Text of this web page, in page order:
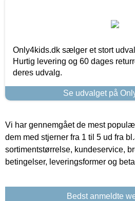
Only4kids.dk sælger et stort
Hurtig levering og 60 dages
deres udvalg.
Se udvalget på
Vi har gennemgået de mest
dem med stjerner fra 1 til 5 ud fra
sortimentstørrelse, kundeservice,
betingelser, leveringsformer og
Bedst anmeldte